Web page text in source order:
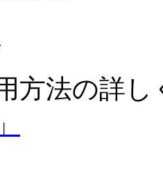
方法の詳し